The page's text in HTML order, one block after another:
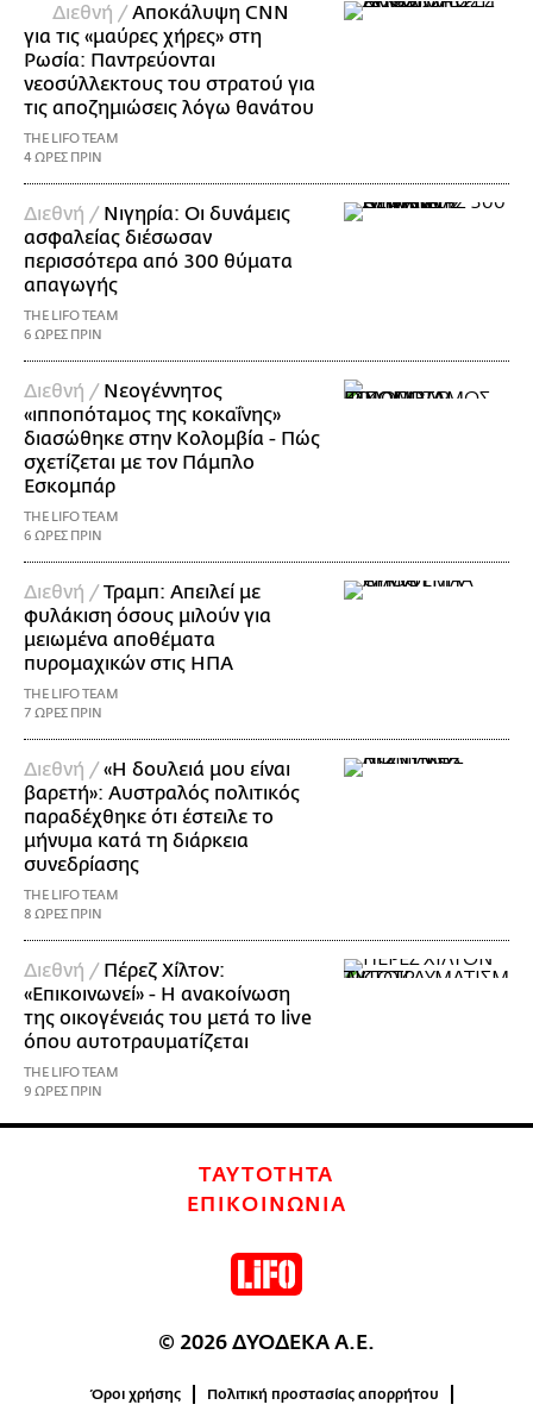
Διεθνή /Αποκάλυψη CNN
για τις «μαύρες χήρες» στη
Ρωσία: Παντρεύονται
νεοσύλλεκτους του στρατού για
τις αποζημιώσεις λόγω θανάτου
THE LIFO TEAM
4 ΩΡΕΣ ΠΡΙΝ
Διεθνή / Νιγηρία: Οι δυνάμεις
ασφαλείας διέσωσαν
περισσότερα από 300 θύματα
απαγωγής
THE LIFO TEAM
6 ΩΡΕΣ ΠΡΙΝ
Διεθνή / Νεογέννητος
«ιπποπόταμος της κοκαΐνης»
διασώθηκε στην Κολομβία - Πώς
σχετίζεται με τον Πάμπλο
Εσκομπάρ
THE LIFO TEAM
6 ΩΡΕΣ ΠΡΙΝ
Διεθνή /Τραμπ: Απειλεί με
φυλάκιση όσους μιλούν για
μειωμένα αποθέματα
πυρομαχικών στις ΗΠΑ
THE LIFO TEAM
7 ΩΡΕΣ ΠΡΙΝ
Διεθνή /«Η δουλειά μου είναι
βαρετή»: Αυστραλός πολιτικός
παραδέχθηκε ότι έστειλε το
μήνυμα κατά τη διάρκεια
συνεδρίασης
THE LIFO TEAM
8 ΩΡΕΣ ΠΡΙΝ
Διεθνή / Πέρεζ Χίλτον:
«Επικοινωνεί» - Η ανακοίνωση
της οικογένειάς του μετά το live
όπου αυτοτραυματίζεται
THE LIFO TEAM
9 ΩΡΕΣ ΠΡΙΝ
ΤΑΥΤΟΤΗΤΑ
ΕΠΙΚΟΙΝΩΝΙΑ
© 2026 ΔΥΟΔΕΚΑ Α.Ε.
Όροι χρήσης Πολιτική προστασίας απορρήτου